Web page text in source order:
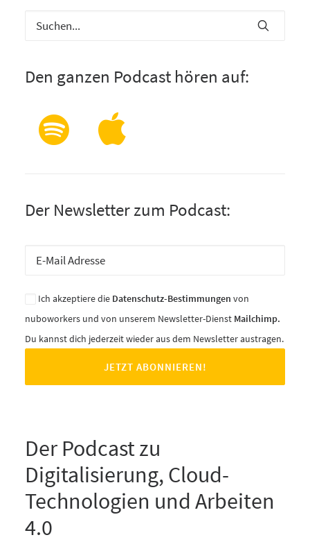
Den ganzen Podcast hören auf:
Der Newsletter zum Podcast:
Ich akzeptiere die Datenschutz-Bestimmungen von
nuboworkers und von unserem Newsletter-Dienst Mailchimp.
Du kannst dich jederzeit wieder aus dem Newsletter austragen.
Der Podcast zu
Digitalisierung, Cloud-
Technologien und Arbeiten
4.0